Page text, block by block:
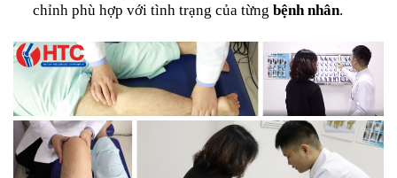
chỉnh phù hợp với tình trạng của từngbệnh nhân.